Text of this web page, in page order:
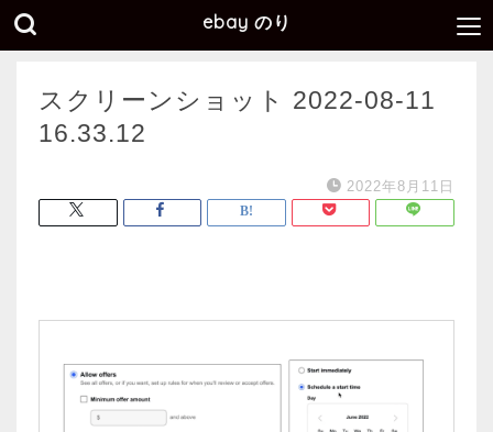
ebay のり
スクリーンショット 2022-08-11
16.33.12
2022年8月11日